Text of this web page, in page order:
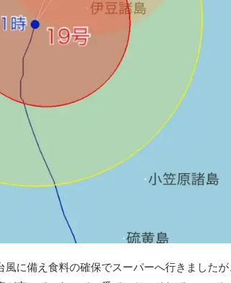
に備え食料の確保でスーパーへ行きました